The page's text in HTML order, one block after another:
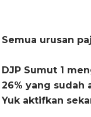
Semua urusan
DJP Sumut 1
26% yang sudah
Yuk aktifkan